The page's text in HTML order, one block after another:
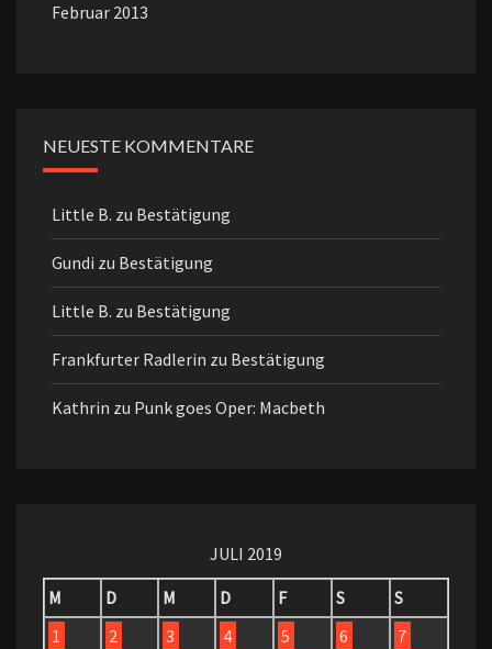
Februar 2013
NEUESTE KOMMENTARE
Little B. zu Bestätigung
Gundi zu Bestätigung
Little B. zu Bestätigung
Frankfurter Radlerin zu Bestätigung
Kathrin zu Punk goes Oper: Macbeth
JULI 2019
M
D M D F S
S
1
2 3 4 5 6
7